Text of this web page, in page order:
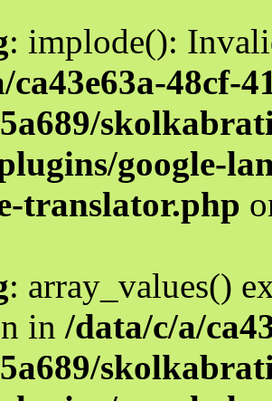
: implode():
48cf-
google-
translator.php
: array_values()
in /data/c/a/